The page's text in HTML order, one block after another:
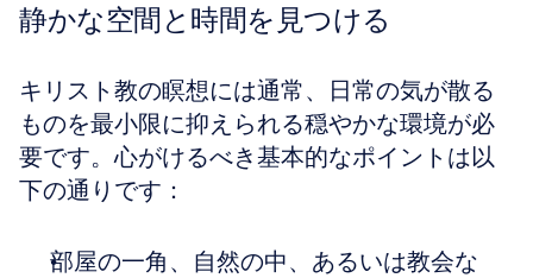
静かな空間と時間を見つける
キリスト教の瞑想には通常、日常の気が散る
ものを最小限に抑えられる穏やかな環境が必
要です。心がけるべき基本的なポイントは以
下の通りです：
部屋の一角、自然の中、あるいは教会な